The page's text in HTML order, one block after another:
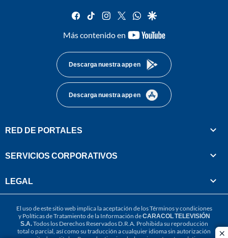
facebook
tiktok instagram
twitterwhatsapp
google
Más contenido en
youtube-
Descarga nuestra app en
Descarga nuestra app en
RED DE PORTALES
SERVICIOS CORPORATIVOS
LEGAL
El uso de este sitio web implica la aceptación de losTérminos y condiciones
y Políticas de Tratamiento de la Información deCARACOL TELEVISIÓN
S.A.Todos los Derechos Reservados D.R.A. Prohibida su reproducción
total o parcial, así como su traducción a cualquier idioma sin autorización